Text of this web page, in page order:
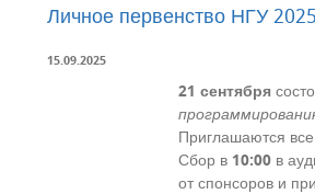
Личное первенство НГУ 2025
15.09.2025
21 сентября
Приглашаются
Сбор в 10:00 в
от спонсоров и